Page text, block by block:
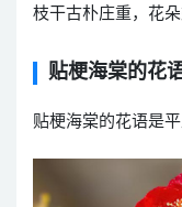
枝干古朴庄重，花
贴梗海棠的花
贴梗海棠的花语是平